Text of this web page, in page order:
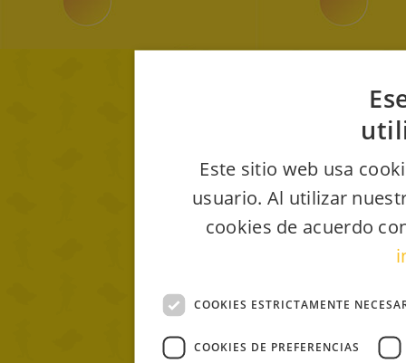
Este sitio web usa
usuario. Al utilizar
cookies de acuerdo
COOKIES ESTRICTAMENTE
COOKIES DE PREFERENCIAS